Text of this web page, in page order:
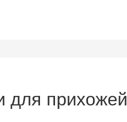
для прихожей